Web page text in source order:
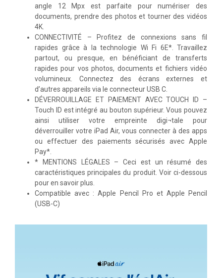
angle 12 Mpx est parfaite pour numériser des
documents, prendre des photos et tourner des vidéos
4K.
CONNECTIVITÉ – Profitez de connexions sans fil
rapides grâce à la technologie Wi Fi 6E*. Travaillez
partout, ou presque, en bénéficiant de transferts
rapides pour vos photos, documents et fichiers vidéo
volumineux. Connectez des écrans externes et
d’autres appareils via le connecteur USB C.
DÉVERROUILLAGE ET PAIEMENT AVEC TOUCH ID –
Touch ID est intégré au bouton supérieur. Vous pouvez
ainsi utiliser votre empreinte digi¬tale pour
déverrouiller votre iPad Air, vous connecter à des apps
ou effectuer des paiements sécurisés avec Apple
Pay*.
* MENTIONS LÉGALES – Ceci est un résumé des
caractéristiques principales du produit. Voir ci-dessous
pour en savoir plus.
Compatible avec : Apple Pencil Pro et Apple Pencil
(USB-C)